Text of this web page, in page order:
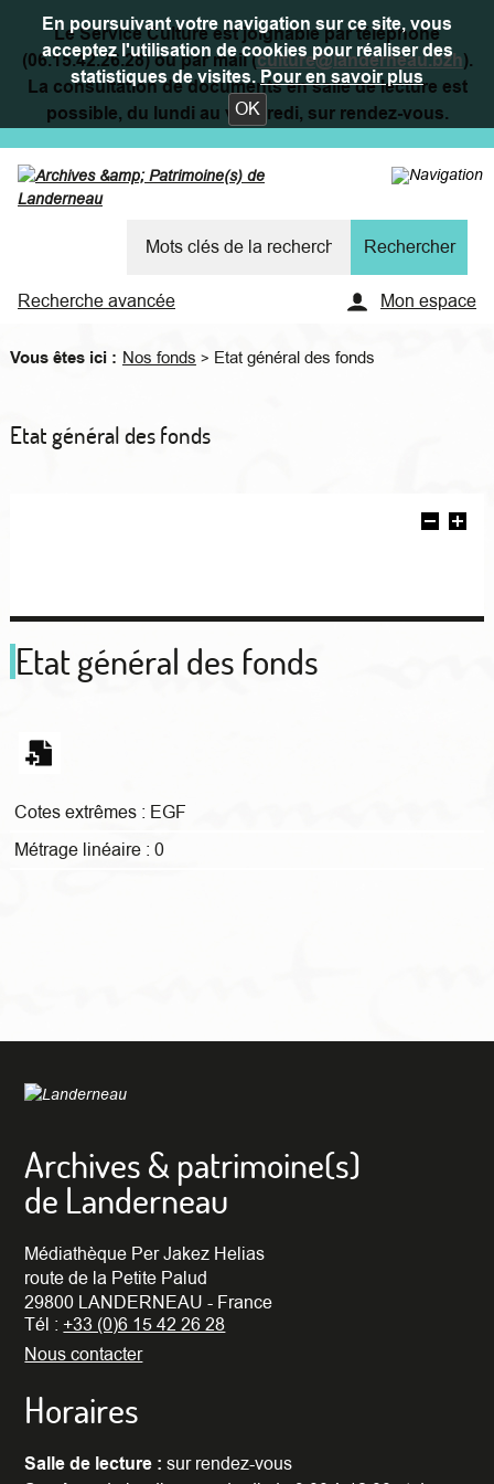
En poursuivant votre navigation sur ce site, vous
acceptez l'utilisation de cookies pour réaliser des
statistiques de visites.Pour en savoir plus
OK
Le Service Culture est joignable par téléphone
(06.15.42.26.28) ou par mail (culture@landerneau.bzh).
La consultation de documents en salle de lecture est
possible, du lundi au vendredi, sur rendez-vous.
Recherche avancée Mon espace
Vous êtes ici : Nos fonds > Etat général des fonds
Etat général des fonds
Etat général des fonds
Cotes extrêmes : EGF
Métrage linéaire : 0
Archives & patrimoine(s)
de Landerneau
Médiathèque Per Jakez Helias
route de la Petite Palud
29800 LANDERNEAU - France
Tél :+33 (0)6 15 42 26 28
Nous contacter
Horaires
Salle de lecture : sur rendez-vous